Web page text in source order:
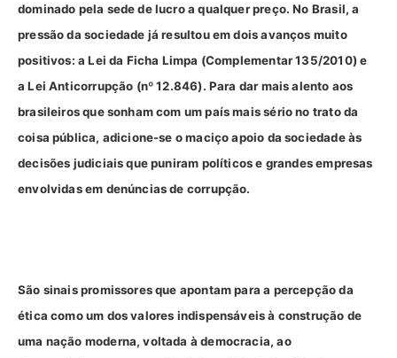
dominado pela sede de lucro a qualquer preço. No Brasil, a
pressão da sociedade já resultou em dois avanços muito
positivos: a Lei da Ficha Limpa (Complementar 135/2010) e
a Lei Anticorrupção (nº 12.846). Para dar mais alento aos
brasileiros que sonham com um país mais sério no trato da
coisa pública, adicione-se o maciço apoio da sociedade às
decisões judiciais que puniram políticos e grandes empresas
envolvidas em denúncias de corrupção.
São sinais promissores que apontam para a percepção da
ética como um dos valores indispensáveis à construção de
uma nação moderna, voltada à democracia, ao